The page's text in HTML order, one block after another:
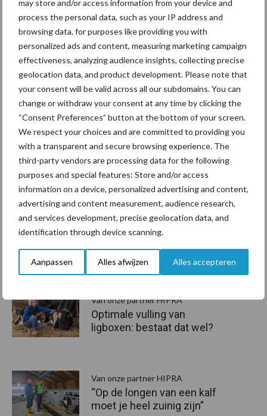
may store and/or access information from your device and
process the personal data, such as your IP address and
browsing data, for purposes like providing you with
personalized ads and content, measuring marketing campaign
effectiveness, analyzing audience insights, collecting precise
geolocation data, and product development. Please note that
your consent will be valid across all our subdomains. You can
change or withdraw your consent at any time by clicking the
“Consent Preferences” button at the bottom of your screen.
We respect your choices and are committed to providing you
with a transparent and secure browsing experience. The
third-party vendors are processing data for the following
purposes and special features: Store and/or access
information on a device, personalized advertising and content,
advertising and content measurement, audience research,
and services development, precise geolocation data, and
identification through device scanning.
Aanpassen Alles afwijzen Alles accepteren
Eventuele opmerking:
Aanbevolen voor jou!
Van onze partner HIPRA
Weer een Streptococcus
doen?
Van onze partner HIPRA
Optimale vulling van
ligboxen: bestaat dat wel?
Van onze partner HIPRA
“Op de longen van een kalf
moet je heel zuinig zijn”